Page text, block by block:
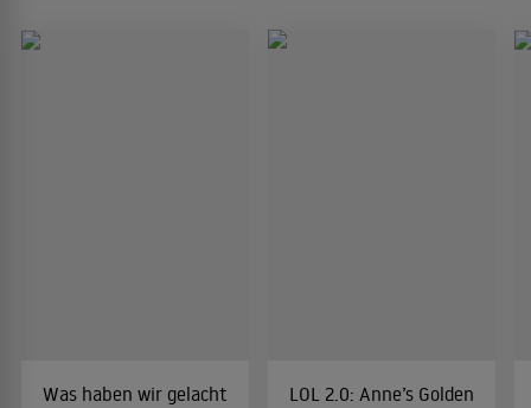
Was haben wir gelacht
LOL 2.0: Anne’s Golden